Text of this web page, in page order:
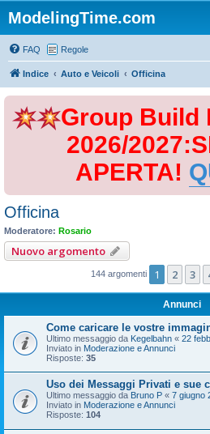
ModelingTime.com
FAQ Regole
Indice Auto e Veicoli Officina
Group Build
2026/
APERTA!
Officina
Moderatore: Rosario
Nuovo argomento
144 argomenti 1 2 3
Annunci
Come caricare le vostre
Ultimo messaggio da Kegelbahn « 22
Inviato in Moderazione e Annunci
Risposte: 35
Uso dei Messaggi Privati e sue
Ultimo messaggio da Bruno P « 7 giugno
Inviato in Moderazione e Annunci
Risposte: 104